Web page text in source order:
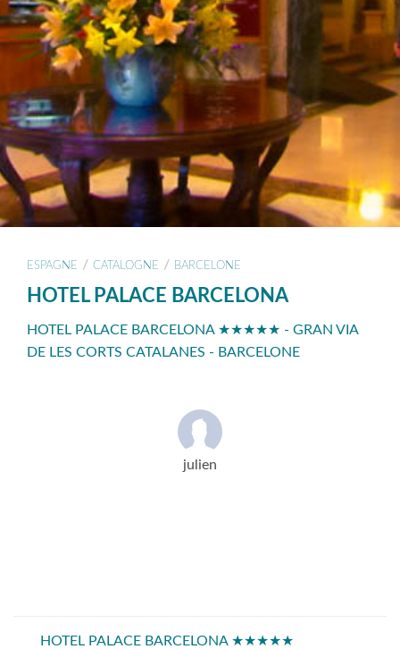
ESPAGNE / CATALOGNE / BARCELONE
HOTEL PALACE BARCELONA
HOTEL PALACE BARCELONA ★★★★★ - GRAN VIA
DE LES CORTS CATALANES - BARCELONE
julien
HOTEL PALACE BARCELONA ★★★★★